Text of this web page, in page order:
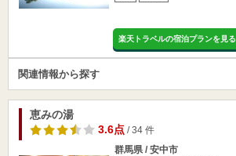
楽天トラベルの宿泊プランを見る
関連情報から探す
恵みの湯
3.6点/ 34 件
群馬県 / 安中市